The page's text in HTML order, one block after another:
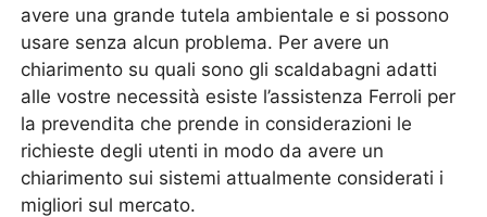
avere una grande tutela ambientale e si possono
usare senza alcun problema. Per avere un
chiarimento su quali sono gli scaldabagni adatti
alle vostre necessità esiste l’assistenza Ferroli per
la prevendita che prende in considerazioni le
richieste degli utenti in modo da avere un
chiarimento sui sistemi attualmente considerati i
migliori sul mercato.